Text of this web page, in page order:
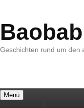
Baobab
Geschichten rund um den
Menü